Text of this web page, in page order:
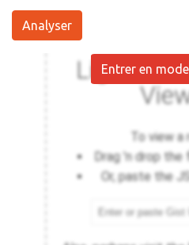
Analyser
Entrer en